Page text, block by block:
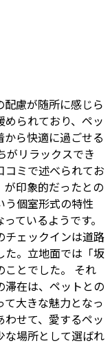
慮が随所に感じら
られており、ペッ
から快適に過ごせる
がリラックスでき
コミで述べられてお
が印象的だったとの
う個室形式の特性
ているようです。
チェックインは道路
た。立地面では「坂
ことでした。 それ
滞在は、ペットとの
大きな魅力となっ
せて、愛するペッ
な場所として選ばれ